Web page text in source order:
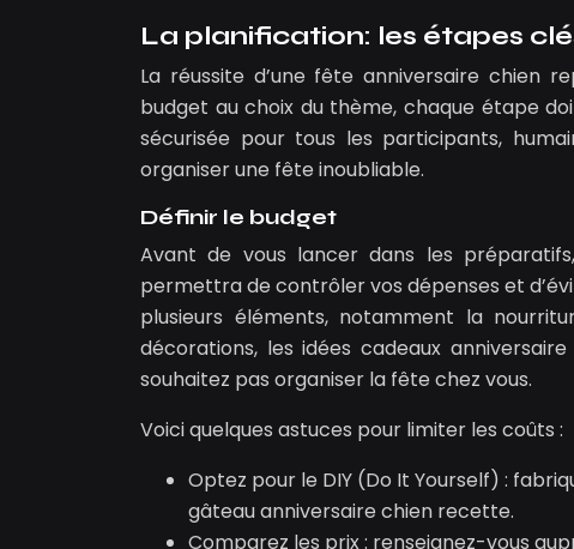
La planification: les étapes
La réussite d’une fête anniversaire chien
budget au choix du thème, chaque étape
sécurisée pour tous les participants,
organiser une fête inoubliable.
Définir le budget
Avant de vous lancer dans les
permettra de contrôler vos dépenses et
plusieurs éléments, notamment la
décorations, les idées cadeaux
souhaitez pas organiser la fête chez vous.
Voici quelques astuces pour limiter les coûts :
Optez pour le DIY (Do It Yourself) :
gâteau anniversaire chien recette.
Comparez les prix : renseignez-vous